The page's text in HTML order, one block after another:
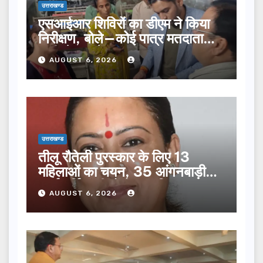
उत्तराखण्ड
एसआईआर शिविरों का डीएम ने किया
निरीक्षण, बोले—कोई पात्र मतदाता
सूची से न छूटे…
AUGUST 6, 2026
उत्तराखण्ड
तीलू रौतेली पुरस्कार के लिए 13
महिलाओं का चयन, 35 आंगनबाड़ी
कार्यकर्तियां भी होंगी सम्मानित…
AUGUST 6, 2026